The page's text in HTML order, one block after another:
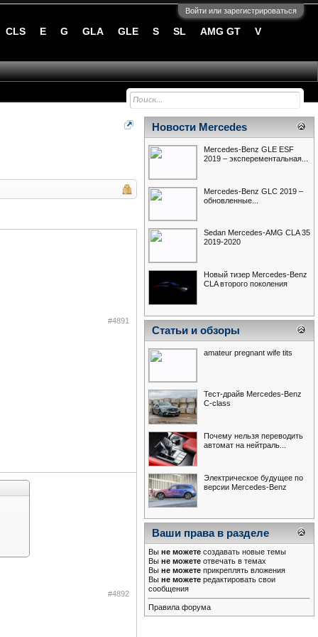
Войти или зарегистрироваться
#4891
#4892
Новости Mercedes
Mercedes-Benz GLE ESF
2019 – эксперементальная...
Mercedes-Benz GLC 2019 –
обновленные...
Sedan Mercedes-AMG CLA 35
2019-2020
Новый тизер Mercedes-Benz
CLA второго поколения
Статьи и обзоры
amateur pregnant wife tits
Тест-драйв Mercedes-Benz
С-class
Почему нельзя переводить
автомат на нейтраль...
Электрическое будущее по
версии Mercedes-Benz
Ваши права в разделе
Вы не можете создавать новые темы
Вы не можете отвечать в темах
Вы не можете прикреплять вложения
Вы не можете редактировать свои
сообщения
Правила форума
CLS E G GLA GLE S SL AMG GT V